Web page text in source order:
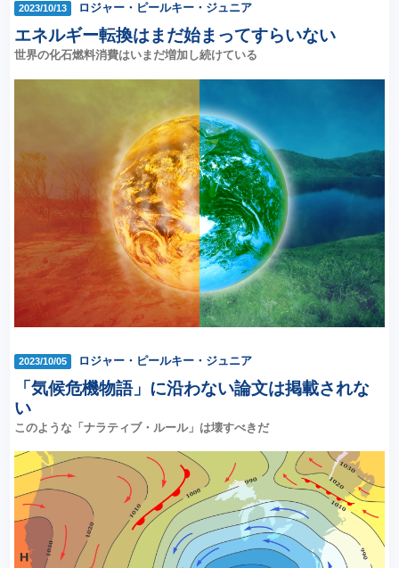
2023/10/13 ロジャー・ピールキー・ジュニア
エネルギー転換はまだ始まってすらいない
世界の化石燃料消費はいまだ増加し続けている
2023/10/05 ロジャー・ピールキー・ジュニア
「気候危機物語」に沿わない論文は掲載されな
い
このような「ナラティブ・ルール」は壊すべきだ